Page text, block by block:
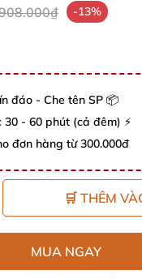
-13%
đáo - Che tên SP 📦
- 60 phút (cả đêm) ⚡
đơn hàng từ 300.000đ
🛒 THÊM
MUA NGAY